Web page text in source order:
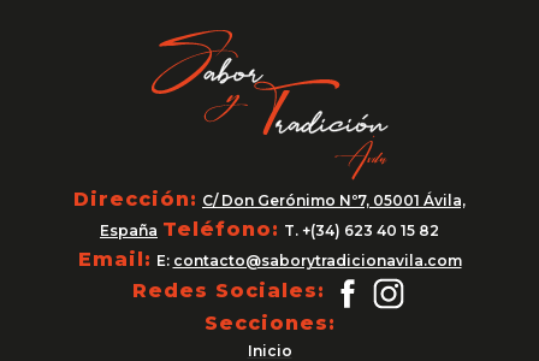
Dirección: C/ Don Gerónimo Nº7, 05001 Ávila,
España Teléfono: T. +(34) 623 40 15 82
Email: E: contacto@saborytradicionavila.com
Redes Sociales:
Secciones:
Inicio